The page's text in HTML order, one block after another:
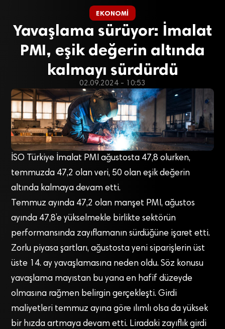
EKONOMI
Yavaşlama sürüyor: İmalat
PMI, eşik değerin altında
kalmayı sürdürdü
02.09.2024 - 10:53
İSO Türkiye İmalat PMI ağustosta 47,8 olurken,
temmuzda 47,2 olan veri, 50 olan eşik değerin
altında kalmaya devam etti.
Temmuz ayında 47,2 olan manşet PMI, ağustos
ayında 47,8’e yükselmekle birlikte sektörün
performansında zayıflamanın sürdüğüne işaret etti.
Zorlu piyasa şartları, ağustosta yeni siparişlerin üst
üste 14. ay yavaşlamasına neden oldu. Söz konusu
yavaşlama mayıstan bu yana en hafif düzeyde
olmasına rağmen belirgin gerçekleşti. Girdi
maliyetleri temmuz ayına göre ılımlı olsa da yüksek
bir hızda artmaya devam etti. Liradaki zayıflık girdi